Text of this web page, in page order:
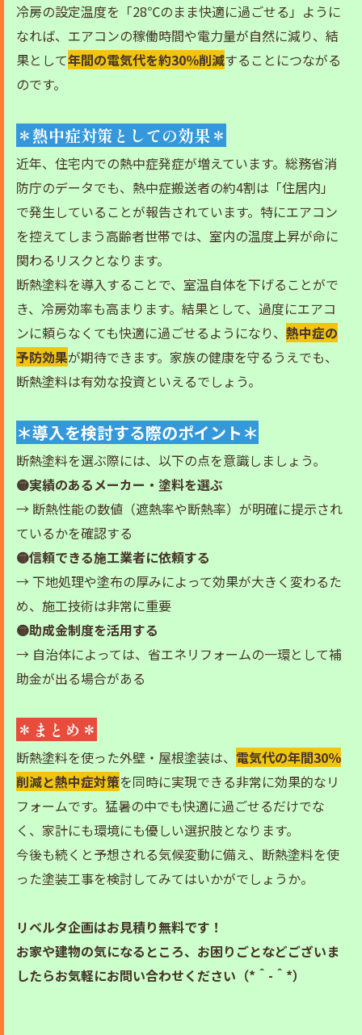
冷房の設定温度を「28℃のまま快適に過ごせる」ように
なれば、エアコンの稼働時間や電力量が自然に減り、結
果として年間の電気代を約30％削減することにつながる
のです。
＊熱中症対策としての効果＊
近年、住宅内での熱中症発症が増えています。総務省消
防庁のデータでも、熱中症搬送者の約4割は「住居内」
で発生していることが報告されています。特にエアコン
を控えてしまう高齢者世帯では、室内の温度上昇が命に
関わるリスクとなります。
断熱塗料を導入することで、室温自体を下げることがで
き、冷房効率も高まります。結果として、過度にエアコ
ンに頼らなくても快適に過ごせるようになり、 熱中症の
予防効果が期待できます。家族の健康を守るうえでも、
断熱塗料は有効な投資といえるでしょう。
＊導入を検討する際のポイント＊
断熱塗料を選ぶ際には、以下の点を意識しましょう。
🟡実績のあるメーカー・塗料を選ぶ
→ 断熱性能の数値（遮熱率や断熱率）が明確に提示され
ているかを確認する
🟡信頼できる施工業者に依頼する
→ 下地処理や塗布の厚みによって効果が大きく変わるた
め、施工技術は非常に重要
🟡助成金制度を活用する
→ 自治体によっては、省エネリフォームの一環として補
助金が出る場合がある
＊まとめ＊
断熱塗料を使った外壁・屋根塗装は、 電気代の年間30％
削減と熱中症対策を同時に実現できる非常に効果的なリ
フォームです。猛暑の中でも快適に過ごせるだけでな
く、家計にも環境にも優しい選択肢となります。
今後も続くと予想される気候変動に備え、断熱塗料を使
った塗装工事を検討してみてはいかがでしょうか。
リベルタ企画はお見積り無料です！
お家や建物の気になるところ、お困りごとなどございま
したらお気軽にお問い合わせください（*＾-＾*）